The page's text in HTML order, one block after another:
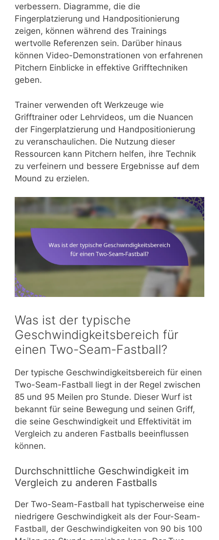
verbessern. Diagramme, die die
Fingerplatzierung und Handpositionierung
zeigen, können während des Trainings
wertvolle Referenzen sein. Darüber hinaus
können Video-Demonstrationen von erfahrenen
Pitchern Einblicke in effektive Grifftechniken
geben.
Trainer verwenden oft Werkzeuge wie
Grifftrainer oder Lehrvideos, um die Nuancen
der Fingerplatzierung und Handpositionierung
zu veranschaulichen. Die Nutzung dieser
Ressourcen kann Pitchern helfen, ihre Technik
zu verfeinern und bessere Ergebnisse auf dem
Mound zu erzielen.
Was ist der typische
Geschwindigkeitsbereich für
einen Two-Seam-Fastball?
Der typische Geschwindigkeitsbereich für einen
Two-Seam-Fastball liegt in der Regel zwischen
85 und 95 Meilen pro Stunde. Dieser Wurf ist
bekannt für seine Bewegung und seinen Griff,
die seine Geschwindigkeit und Effektivität im
Vergleich zu anderen Fastballs beeinflussen
können.
Durchschnittliche Geschwindigkeit im
Vergleich zu anderen Fastballs
Der Two-Seam-Fastball hat typischerweise eine
niedrigere Geschwindigkeit als der Four-Seam-
Fastball, der Geschwindigkeiten von 90 bis 100